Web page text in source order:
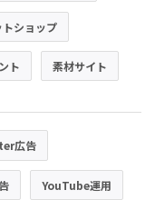
トショップ
ト 素材サイト
広告
YouTube運用